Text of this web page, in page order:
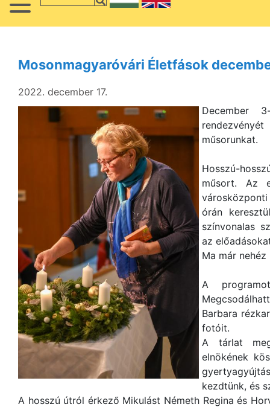
Mosonmagyaróvári Életfások
2022. december 17.
December
műsorunkat.
Hosszú-
műsort. Az
órán
színvonalas
az
Ma már
A
Barbara
fotóit.
A tárlat
elnökének
kezdtünk, és
A hosszú útról érkező Mikulást Németh Regina és